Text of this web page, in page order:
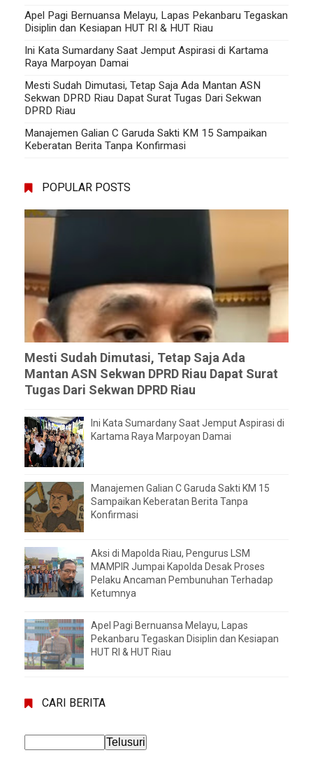
Apel Pagi Bernuansa Melayu, Lapas Pekanbaru Tegaskan
Disiplin dan Kesiapan HUT RI & HUT Riau
Ini Kata Sumardany Saat Jemput Aspirasi di Kartama
Raya Marpoyan Damai
Mesti Sudah Dimutasi, Tetap Saja Ada Mantan ASN
Sekwan DPRD Riau Dapat Surat Tugas Dari Sekwan
DPRD Riau
Manajemen Galian C Garuda Sakti KM 15 Sampaikan
Keberatan Berita Tanpa Konfirmasi
POPULAR POSTS
Mesti Sudah Dimutasi, Tetap Saja Ada
Mantan ASN Sekwan DPRD Riau Dapat Surat
Tugas Dari Sekwan DPRD Riau
Ini Kata Sumardany Saat Jemput Aspirasi di
Kartama Raya Marpoyan Damai
Manajemen Galian C Garuda Sakti KM 15
Sampaikan Keberatan Berita Tanpa
Konfirmasi
Aksi di Mapolda Riau, Pengurus LSM
MAMPIR Jumpai Kapolda Desak Proses
Pelaku Ancaman Pembunuhan Terhadap
Ketumnya
Apel Pagi Bernuansa Melayu, Lapas
Pekanbaru Tegaskan Disiplin dan Kesiapan
HUT RI & HUT Riau
CARI BERITA